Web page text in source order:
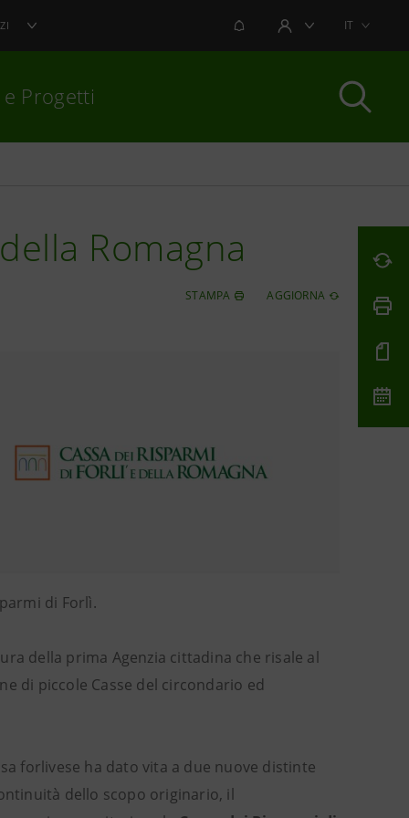
NOTIFICHEAREA UTENTEIT
e Progetti
Romagna
STAMPA AGGIORNA
di Forlì.
della prima Agenzia cittadina che risale al
di piccole Casse del circondario ed
forlivese ha dato vita a due nuove distinte
dello scopo originario, il